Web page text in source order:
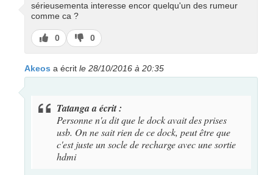
sérieusementa interesse encor quelqu'un des rumeur
comme ca ?
J’aime
0
J’aime
pas
0
Akeos a écrit le 28/10/2016 à 20:35
Tatanga a écrit :
Personne n'a dit que le dock avait des prises
usb. On ne sait rien de ce dock, peut être que
c'est juste un socle de recharge avec une sortie
hdmi